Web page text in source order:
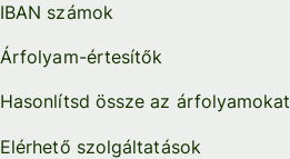
IBAN számok
Árfolyam-értesítők
Hasonlítsd össze az árfolyamokat
Elérhető szolgáltatások